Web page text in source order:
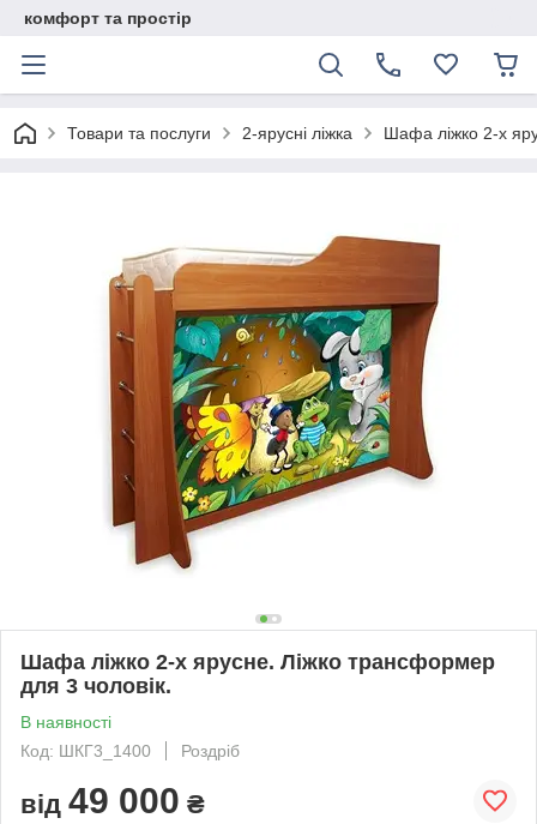
комфорт та простір
Товари та послуги 2-ярусні ліжка Шафа ліжко 2-х
Шафа ліжко 2-х ярусне. Ліжко трансформер
для 3 чоловік.
В наявності
Код: ШКГ3_1400
Роздріб
від 49 000 ₴